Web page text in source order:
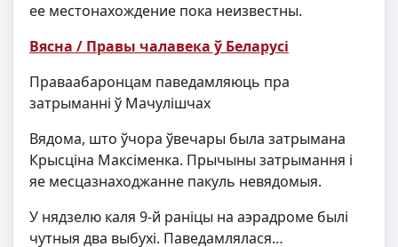
ее местонахождение пока неизвестны.
Вясна / Правы чалавека ў Беларусі
Праваабаронцам паведамляюць пра
затрыманні ў Мачулішчах
Вядома, што ўчора ўвечары была затрымана
Крысціна Максіменка. Прычыны затрымання і
яе месцазнаходжанне пакуль невядомыя.
У нядзелю каля 9-й раніцы на аэрадроме былі
чутныя два выбухі. Паведамлялася…